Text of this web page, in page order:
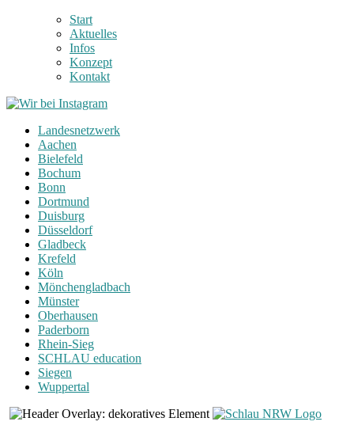
Start
Aktuelles
Infos
Konzept
Kontakt
Landesnetzwerk
Aachen
Bielefeld
Bochum
Bonn
Dortmund
Duisburg
Düsseldorf
Gladbeck
Krefeld
Köln
Mönchengladbach
Münster
Oberhausen
Paderborn
Rhein-Sieg
SCHLAU education
Siegen
Wuppertal